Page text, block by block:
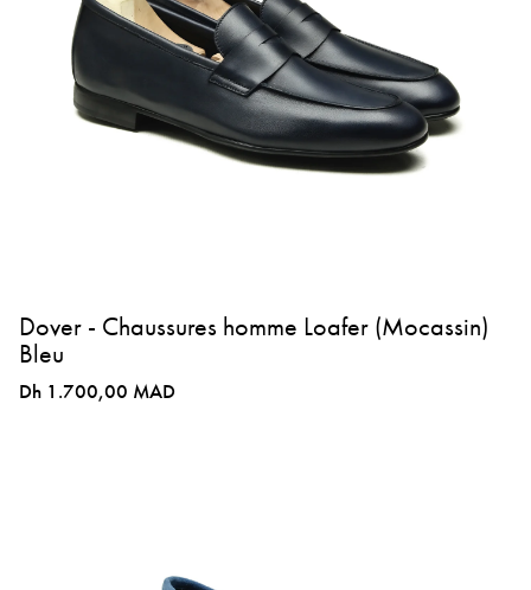
Dover - Chaussures homme Loafer (Mocassin)
Bleu
Dh 1.700,00 MAD